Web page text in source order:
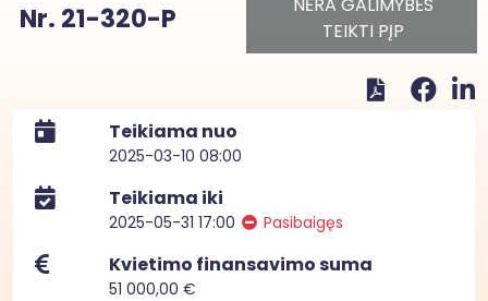
Nr. 21-320-P
TEIKTI PĮP
Teikiama nuo
2025-03-10 08:00
Teikiama iki
2025-05-31 17:00 Pasibaigęs
Kvietimo finansavimo suma
51 000,00 €